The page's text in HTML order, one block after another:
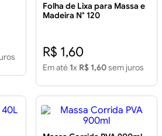
Folha de Lixa para Massa e
Madeira N° 120
R$ 1,60
Em até 1x R$ 1,60sem juros